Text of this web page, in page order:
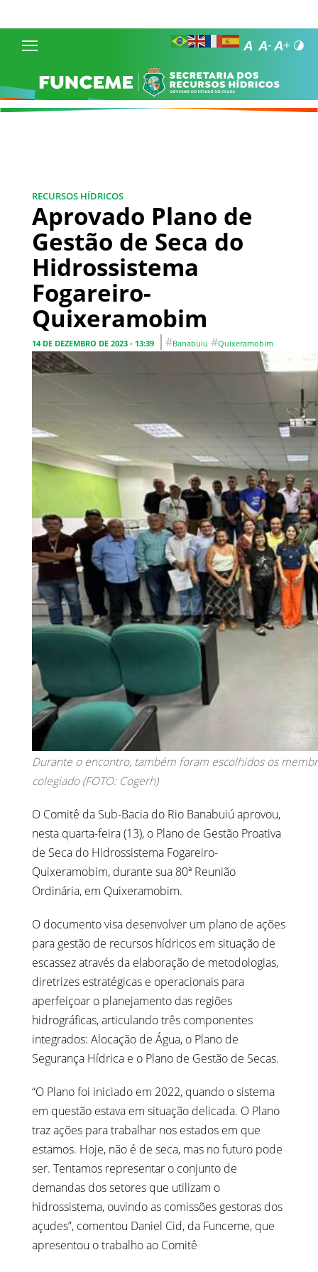
RECURSOS HÍDRICOS
Aprovado Plano de
Gestão de Seca do
Hidrossistema
Fogareiro-
Quixeramobim
14 DE DEZEMBRO DE 2023 - 13:39 #Banabuiu #Quixeramobim
Durante o encontro, também foram escolhidos os
colegiado (FOTO: Cogerh)
O Comitê da Sub-Bacia do Rio Banabuiú aprovou,
nesta quarta-feira (13), o Plano de Gestão Proativa
de Seca do Hidrossistema Fogareiro-
Quixeramobim, durante sua 80ª Reunião
Ordinária, em Quixeramobim.
O documento visa desenvolver um plano de ações
para gestão de recursos hídricos em situação de
escassez através da elaboração de metodologias,
diretrizes estratégicas e operacionais para
aperfeiçoar o planejamento das regiões
hidrográficas, articulando três componentes
integrados: Alocação de Água, o Plano de
Segurança Hídrica e o Plano de Gestão de Secas.
“O Plano foi iniciado em 2022, quando o sistema
em questão estava em situação delicada. O Plano
traz ações para trabalhar nos estados em que
estamos. Hoje, não é de seca, mas no futuro pode
ser. Tentamos representar o conjunto de
demandas dos setores que utilizam o
hidrossistema, ouvindo as comissões gestoras dos
açudes”, comentou Daniel Cid, da Funceme, que
apresentou o trabalho ao Comitê